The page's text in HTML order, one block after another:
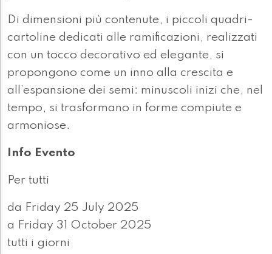
Di dimensioni più contenute, i piccoli quadri-
cartoline dedicati alle ramificazioni, realizzati
con un tocco decorativo ed elegante, si
propongono come un inno alla crescita e
all’espansione dei semi: minuscoli inizi che, nel
tempo, si trasformano in forme compiute e
armoniose.
Info Evento
Per tutti
da Friday 25 July 2025
a Friday 31 October 2025
tutti i giorni